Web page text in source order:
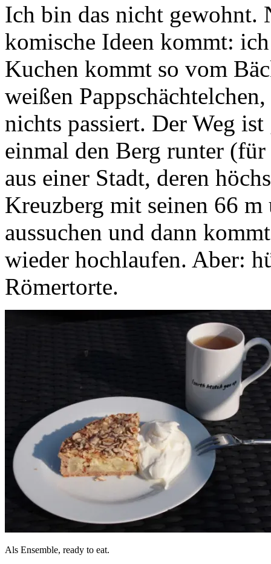
Ich bin das nicht gewohnt.
komische Ideen kommt:
Kuchen kommt so vom
weißen
nichts passiert. Der Weg
einmal den Berg runter
aus einer Stadt, deren
Kreuzberg mit seinen 66
aussuchen und dann
wieder hochlaufen. Aber:
Römertorte.
Als Ensemble, ready to eat.